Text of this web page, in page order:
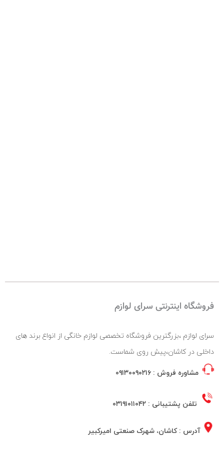
فروشگاه اینترنتی سرای لوازم
سرای لوازم ،بزرگترین فروشگاه تخصصی لوازم خانگی از انواع برند های
داخلی در کاشان،پیش روی شماست.
مشاوره فروش : ۰۹۱۳۰۰۹۰۲۱۶
تلفن پشتیبانی : ۰۳۱۹۱۰۱۱۰۴۲
آدرس : کاشان، شهرک صنعتی امیرکبیر